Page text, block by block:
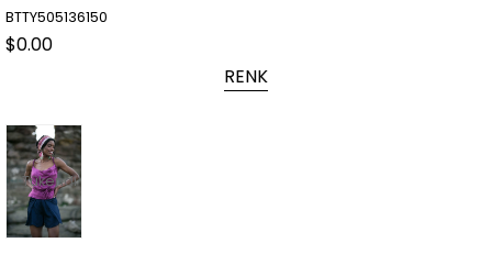
BTTY505136150
$0.00
RENK
Tükendi